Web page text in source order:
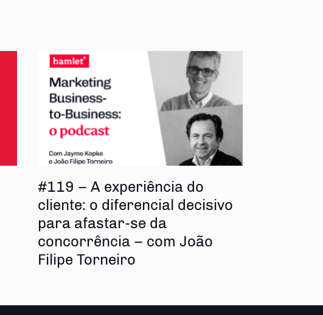
#119 – A experiência do
cliente: o diferencial decisivo
para afastar-se da
concorrência – com João
Filipe Torneiro